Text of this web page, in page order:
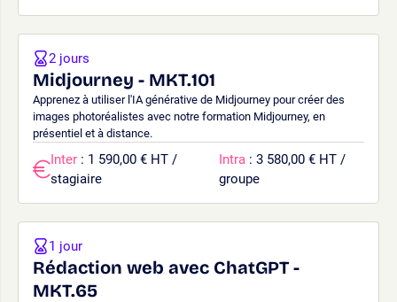
Midjourney - MKT.101
Apprenez à utiliser l'IA générative de Midjourney pour créer des
images photoréalistes avec notre formation Midjourney, en
présentiel et à distance.
2 jours
Inter : 1 590,00 € HT /
stagiaire
Intra : 3 580,00 € HT /
groupe
Rédaction web avec ChatGPT -
MKT.65
1 jour